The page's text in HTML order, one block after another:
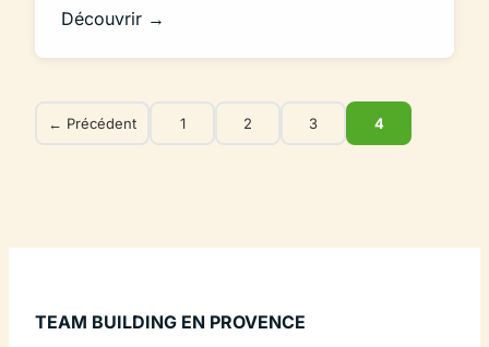
Découvrir →
← Précédent 1 2 3 4
TEAM BUILDING EN PROVENCE